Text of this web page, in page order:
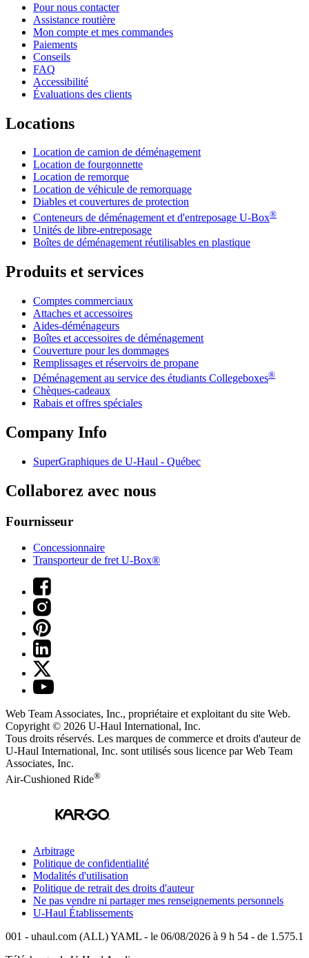
Pour nous contacter
Assistance routière
Mon compte et mes commandes
Paiements
Conseils
FAQ
Accessibilité
Évaluations des clients
Locations
Location de camion de déménagement
Location de fourgonnette
Location de remorque
Location de véhicule de remorquage
Diables et couvertures de protection
Conteneurs de déménagement et d'entreposage U-Box®
Unités de libre-entreposage
Boîtes de déménagement réutilisables en plastique
Produits et services
Comptes commerciaux
Attaches et accessoires
Aides-déménageurs
Boîtes et accessoires de déménagement
Couverture pour les dommages
Remplissages et réservoirs de propane
Déménagement au service des étudiants Collegeboxes®
Chèques-cadeaux
Rabais et offres spéciales
Company Info
SuperGraphiques de U-Haul - Québec
Collaborez avec nous
Fournisseur
Concessionnaire
Transporteur de fret U-Box®
Web Team Associates, Inc., propriétaire et exploitant du site Web.
Copyright © 2026 U-Haul International, Inc.
Tous droits réservés. Les marques de commerce et droits d'auteur de
U-Haul International, Inc. sont utilisés sous licence par Web Team
Associates, Inc.
Air-Cushioned Ride®
Arbitrage
Politique de confidentialité
Modalités d'utilisation
Politique de retrait des droits d'auteur
Ne pas vendre ni partager mes renseignements personnels
U-Haul Établissements
001 - uhaul.com (ALL) YAML - le 06/08/2026 à 9 h 54 - de 1.575.1